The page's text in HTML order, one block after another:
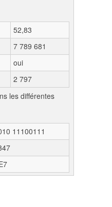
52,83
7 789 681
oui
2 797
les différentes
11100111